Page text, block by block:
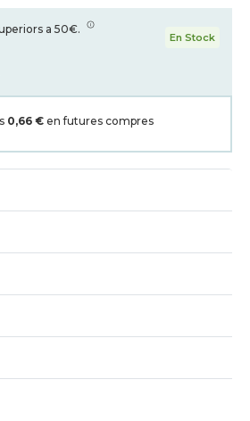
a 50€.
En Stock
0,66 € en futures compres